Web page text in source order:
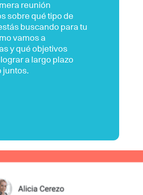
reunión
sobre qué tipo de
buscando para tu
vamos a
y qué objetivos
a largo plazo
juntos.